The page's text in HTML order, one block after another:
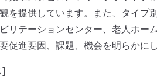
を提供しています。また、タイプ
リテーションセンター、老人ホー
促進要因、課題、機会を明らかにし
]